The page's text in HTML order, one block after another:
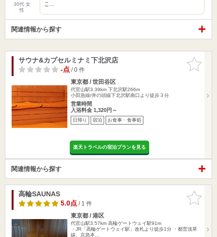
30代 女
性
こ…
関連情報から探す
お気に入
りに追加
サウナ&カプセルミナミ下北沢店
-点/ 0 件
東京都 / 世田谷区
代官山駅3.39km 下北沢駅266m
小田急線/井の頭線下北沢駅南口より徒歩３分
営業時間
入浴料金 1,320円～
日帰り 宿泊 お食事・食事処
楽天トラベルの宿泊プランを見る
関連情報から探す
お気に入
りに追加
高輪SAUNAS
5.0点/ 1 件
東京都 / 港区
代官山駅3.57km 高輪ゲートウェイ駅91m
・JR「高輪ゲートウェイ駅」改札より徒歩1分 ・都営浅草
線、京急本…